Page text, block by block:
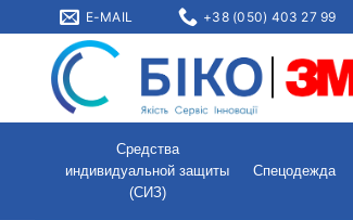
E-MAIL +38 (050) 403 27 99
Средства
индивидуальной защиты
(СИЗ)
Спецодежда